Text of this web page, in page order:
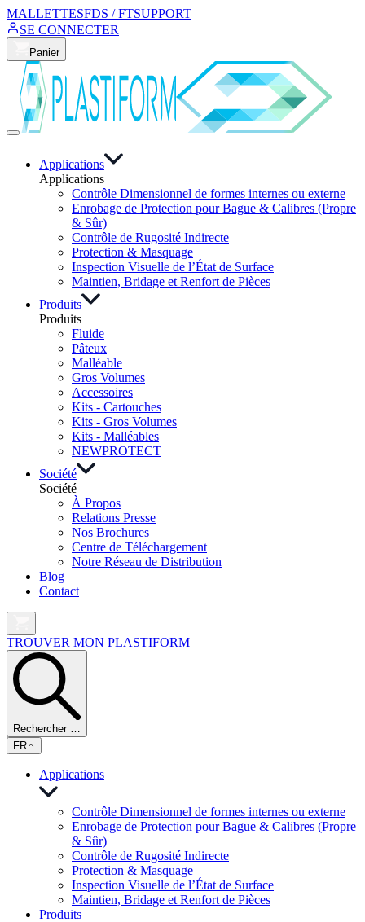
MALLETTESFDS / FTSUPPORT
SE CONNECTER
Panier
Applications
Applications
Contrôle Dimensionnel de formes internes ou externe
Enrobage de Protection pour Bague & Calibres (Propre
& Sûr)
Contrôle de Rugosité Indirecte
Protection & Masquage
Inspection Visuelle de l’État de Surface
Maintien, Bridage et Renfort de Pièces
Produits
Produits
Fluide
Pâteux
Malléable
Gros Volumes
Accessoires
Kits - Cartouches
Kits - Gros Volumes
Kits - Malléables
NEWPROTECT
Société
Société
À Propos
Relations Presse
Nos Brochures
Centre de Téléchargement
Notre Réseau de Distribution
Blog
Contact
TROUVER MON PLASTIFORM
Rechercher …
FR
Applications
Contrôle Dimensionnel de formes internes ou externe
Enrobage de Protection pour Bague & Calibres (Propre
& Sûr)
Contrôle de Rugosité Indirecte
Protection & Masquage
Inspection Visuelle de l’État de Surface
Maintien, Bridage et Renfort de Pièces
Produits